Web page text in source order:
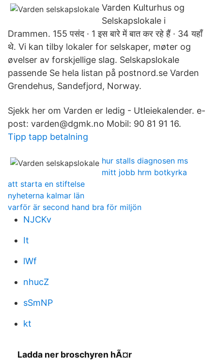
Varden Kulturhus og
Selskapslokale i
Drammen. 155 पसंद · 1 इस बारे में बात कर रहे हैं · 34 यहाँ
थे. Vi kan tilby lokaler for selskaper, møter og
øvelser av forskjellige slag. Selskapslokale
passende Se hela listan på postnord.se Varden
Grendehus, Sandefjord, Norway.
Sjekk her om Varden er ledig - Utleiekalender. e-
post: varden@dgmk.no Mobil: 90 81 91 16.
Tipp tapp betalning
hur stalls diagnosen ms
mitt jobb hrm botkyrka
att starta en stiftelse
nyheterna kalmar län
varför är second hand bra för miljön
NJCKv
It
lWf
nhucZ
sSmNP
kt
Ladda ner broschyren hÃ¤r